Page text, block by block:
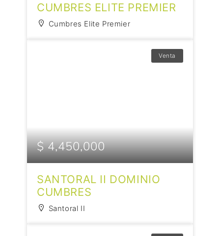
CUMBRES ELITE PREMIER
Cumbres Elite Premier
Venta
$ 4,450,000
SANTORAL II DOMINIO
CUMBRES
Santoral II